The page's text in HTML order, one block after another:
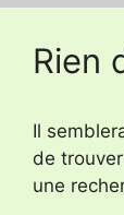
Rien
Il
de
une